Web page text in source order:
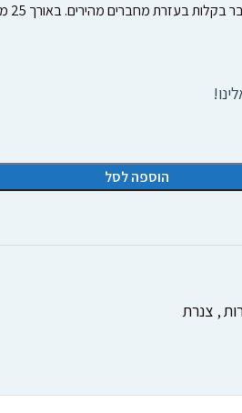
באורך 25 מטר שמגיע לכל פינה בגינה בקלות ויעילות.
הוספה לסל
, צנרת